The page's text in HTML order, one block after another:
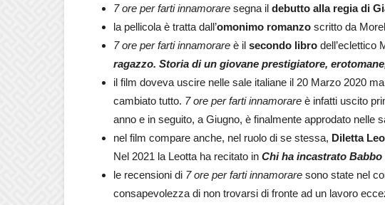
7 ore per farti innamorare segna il debutto alla regia di
la pellicola è tratta dall’omonimo romanzo scritto da
7 ore per farti innamorare è il secondo libro dell’eclettico
ragazzo. Storia di un giovane prestigiatore,
il film doveva uscire nelle sale italiane il 20 Marzo 2020
cambiato tutto. 7 ore per farti innamorare è infatti uscito
anno e in seguito, a Giugno, è finalmente approdato nelle
nel film compare anche, nel ruolo di se stessa, Diletta
Nel 2021 la Leotta ha recitato in Chi ha incastrato Babbo
le recensioni di 7 ore per farti innamorare sono state nel
consapevolezza di non trovarsi di fronte ad un lavoro